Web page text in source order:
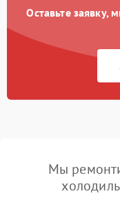
Оставьте заявку,
Мы